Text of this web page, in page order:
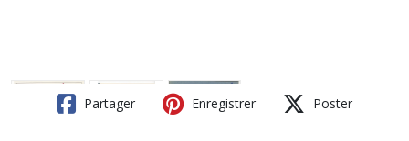
Partager Enregistrer Poster